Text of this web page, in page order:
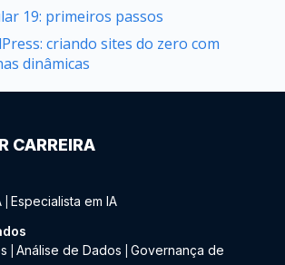
19: primeiros passos
criando sites do zero com
dinâmicas
CARREIRA
Especialista em IA
Análise de Dados
Governança de